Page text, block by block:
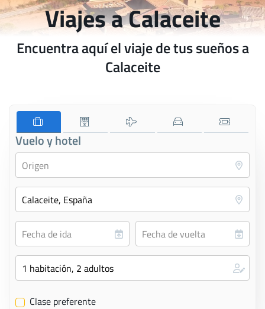
Viajes a Calaceite
Encuentra aquí el viaje de tus sueños a
Calaceite
Vuelo y hotel
✔ Clase preferente